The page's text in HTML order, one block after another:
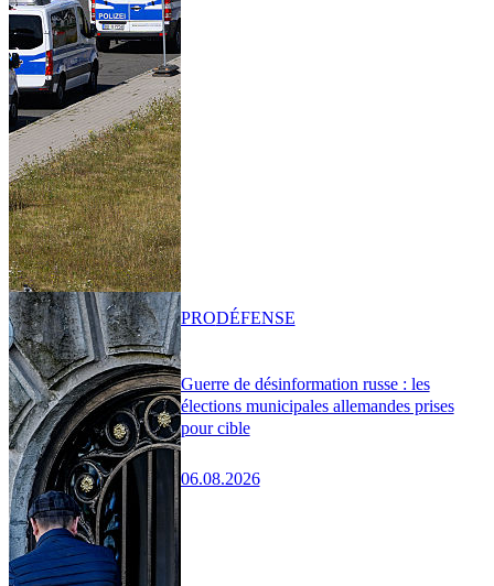
Guerre de désinformation russe : les
élections municipales allemandes prises
pour cible
06.08.2026
PRODÉFENSE